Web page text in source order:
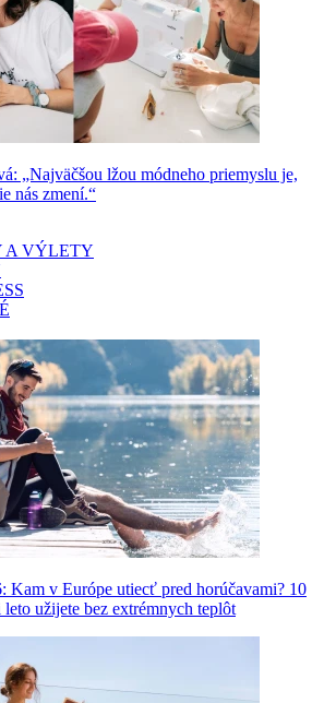
„Najväčšou lžou módneho priemyslu je,
nás zmení.“
A VÝLETY
Kam v Európe utiecť pred horúčavami? 10
leto užijete bez extrémnych teplôt